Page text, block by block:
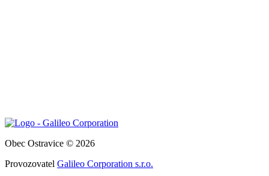
Obec Ostravice © 2026
Provozovatel Galileo Corporation s.r.o.